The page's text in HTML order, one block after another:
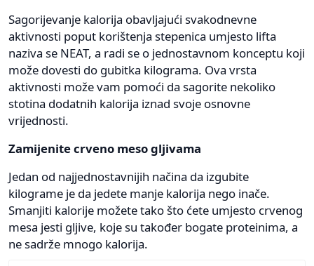
Sagorijevanje kalorija obavljajući svakodnevne
aktivnosti poput korištenja stepenica umjesto lifta
naziva se NEAT, a radi se o jednostavnom konceptu koji
može dovesti do gubitka kilograma. Ova vrsta
aktivnosti može vam pomoći da sagorite nekoliko
stotina dodatnih kalorija iznad svoje osnovne
vrijednosti.
Zamijenite crveno meso gljivama
Jedan od najjednostavnijih načina da izgubite
kilograme je da jedete manje kalorija nego inače.
Smanjiti kalorije možete tako što ćete umjesto crvenog
mesa jesti gljive, koje su također bogate proteinima, a
ne sadrže mnogo kalorija.